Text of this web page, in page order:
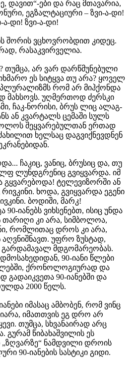
დავით“-ები და რაც მთავარია,
ეგზალტაციური – ზვი-ა-დი!
ა-დი! ზვი-ა-დი!
შორის ვცხოვრობდით კიდეც.
რასაკვირველია.
თუმცა, არ ვარ დარწმუნებული
ეს სიტყვა თუ არა? ყოველ
რომ არ მიჰქონდა
მახსოვს. უღმერთოდ ძერსკი
ჩაკ-ნორისი, ბრუს ლიც ალაგ-
ან კვარტალს ცემაში სულს
შეყვარებულთან ერთად
ხელსაც დაგვიქნევდნენ
ჩაკიც, ვანიც, ბრუსიც და, თუ
ლუნდგრენიც გვიყვარდა. იმ
გყვარებოდა! ტელევიზორში ან
რივკინი. ხოდა, გვიყვარდა ეგენი
ბოდიში, მარკ!
იანებს ვიხსენებთ, ისიც უნდა
თარიღი კი არა, სიმბოლოა,
რომლითაც დროს კი არა,
უფრო ზუსტად,
მდგომარეობას.
90-იანი წლები
ქრონოლოგიურად და
90-იანებში და
2000 წელს.
იმასაც ამბობენ, რომ ვინც
იმათთვის ეგ დრო არ
თუმცა, სხვანაირად არც
გურამ წიბახაშვილის ეს
ნამდვილი დროის
90-იანების სასტიკი გიდი.